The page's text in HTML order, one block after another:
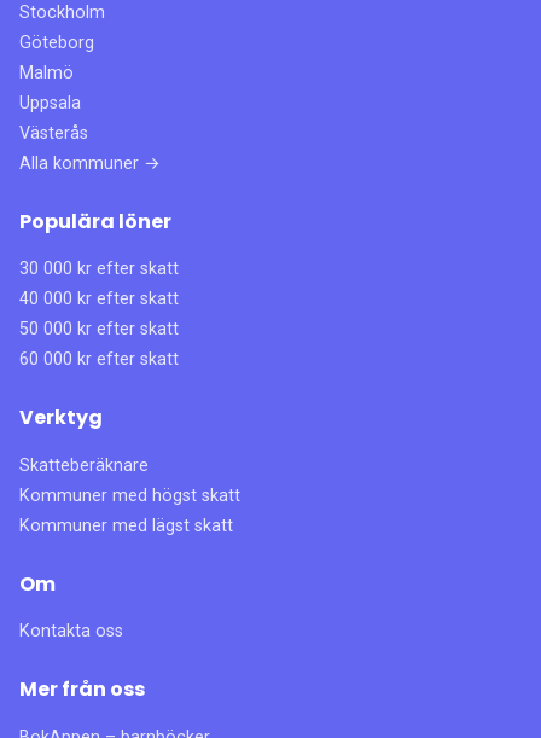
Stockholm
Göteborg
Malmö
Uppsala
Västerås
Alla kommuner →
Populära löner
30 000 kr efter skatt
40 000 kr efter skatt
50 000 kr efter skatt
60 000 kr efter skatt
Verktyg
Skatteberäknare
Kommuner med högst skatt
Kommuner med lägst skatt
Om
Kontakta oss
Mer från oss